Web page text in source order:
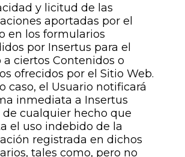
y licitud de las
aportadas por el
en los formularios
por Insertus para el
a ciertos Contenidos o
ofrecidos por el Sitio Web.
caso, el Usuario notificará
inmediata a Insertus
de cualquier hecho que
el uso indebido de la
registrada en dichos
tales como, pero no